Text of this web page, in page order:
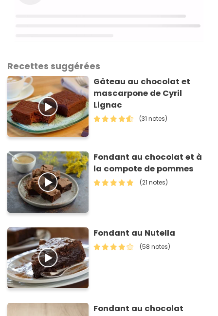
Recettes suggérées
Gâteau au chocolat et
mascarpone de Cyril
Lignac
(31 notes)
Fondant au chocolat et à
la compote de pommes
(21 notes)
Fondant au Nutella
(58 notes)
Fondant au chocolat